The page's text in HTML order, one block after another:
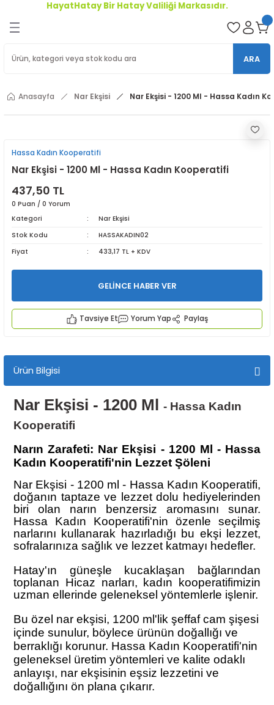
HayatHatay Bir Hatay Valiliği Markasıdır.
ÜRETİM Ürünleri
ARA
Anasayfa Nar Ekşisi Nar Ekşisi - 1200 Ml - Hassa Kadın
Hassa Kadın Kooperatifi
Nar Ekşisi - 1200 Ml - Hassa Kadın Kooperatifi
437,50 TL
0 Puan / 0 Yorum
Kategori
Nar Ekşisi
Stok Kodu
HASSAKADIN02
Fiyat
433,17 TL + KDV
GELİNCE HABER VER
Tavsiye Et Yorum Yap Paylaş
Ürün Bilgisi
Nar Ekşisi - 1200 Ml - Hassa Kadın
Kooperatifi
Narın Zarafeti: Nar Ekşisi - 1200 Ml - Hassa
Kadın Kooperatifi'nin Lezzet Şöleni
Nar Ekşisi - 1200 ml - Hassa Kadın Kooperatifi,
doğanın taptaze ve lezzet dolu hediyelerinden
biri olan narın benzersiz aromasını sunar.
Hassa Kadın Kooperatifi'nin özenle seçilmiş
narlarını kullanarak hazırladığı bu ekşi lezzet,
sofralarınıza sağlık ve lezzet katmayı hedefler.
Hatay'ın güneşle kucaklaşan bağlarından
toplanan Hicaz narları, kadın kooperatifimizin
uzman ellerinde geleneksel yöntemlerle işlenir.
Bu özel nar ekşisi, 1200 ml'lik şeffaf cam şişesi
içinde sunulur, böylece ürünün doğallığı ve
berraklığı korunur. Hassa Kadın Kooperatifi'nin
geleneksel üretim yöntemleri ve kalite odaklı
anlayışı, nar ekşisinin eşsiz lezzetini ve
doğallığını ön plana çıkarır.